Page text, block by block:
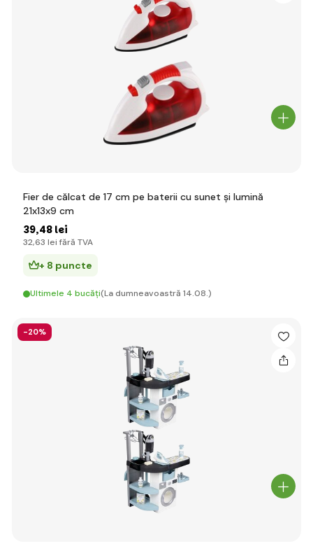
Fier de călcat de 17 cm pe baterii cu sunet și lumină
21x13x9 cm
39,48 lei
32,63 lei fără TVA
+ 8 puncte
Ultimele 4 bucăți(La dumneavoastră 14.08.)
-20%